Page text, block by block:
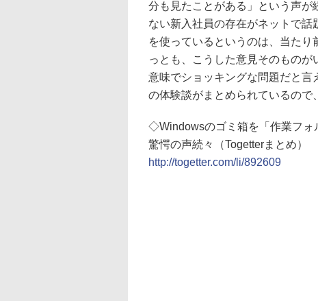
分も見たことがある」という声
ない新入社員の存在がネットで
を使っているというのは、当た
っとも、こうした意見そのもの
意味でショッキングな問題だと言
の体験談がまとめられているので
◇Windowsのゴミ箱を「作業フォ
驚愕の声続々（Togetterまとめ）
http://togetter.com/li/892609